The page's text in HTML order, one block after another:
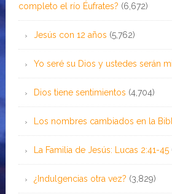
completo el río Éufrates? (6,672)
Jesús con 12 años (5,762)
Yo seré su Dios y ustedes serán
Dios tiene sentimientos (4,704)
Los nombres cambiados en la
La Familia de Jesús: Lucas 2:41-45
¿Indulgencias otra vez? (3,829)